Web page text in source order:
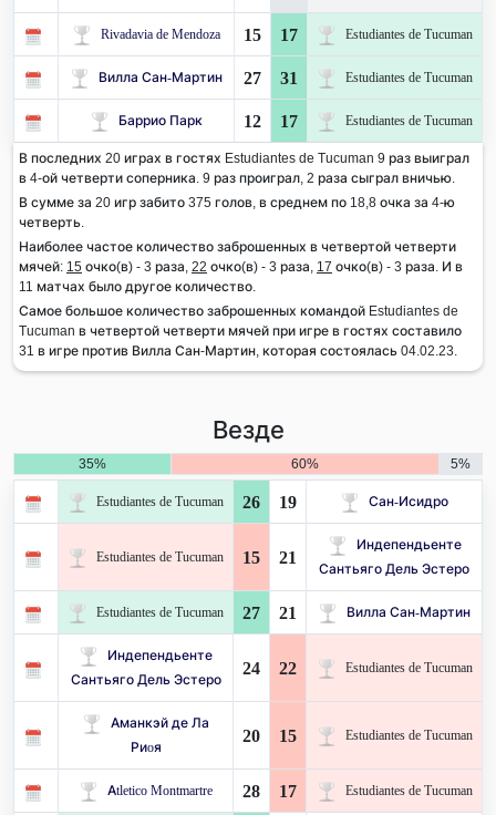
Rivadavia de Mendoza 15 17 Estudiantes de Tucuman
Вилла Сан-Мартин 27 31 Estudiantes de Tucuman
Баррио Парк 12 17 Estudiantes de Tucuman
В последних 20 играх в гостях Estudiantes de Tucuman 9 раз выиграл
в 4-ой четверти соперника. 9 раз проиграл, 2 раза сыграл вничью.
В сумме за 20 игр забито 375 голов, в среднем по 18,8 очка за 4-ю
четверть.
Наиболее частое количество заброшенных в четвертой четверти
мячей: 15 очко(в) - 3 раза, 22 очко(в) - 3 раза, 17 очко(в) - 3 раза. И в
11 матчах было другое количество.
Самое большое количество заброшенных командой Estudiantes de
Tucuman в четвертой четверти мячей при игре в гостях составило
31 в игре против Вилла Сан-Мартин, которая состоялась 04.02.23.
Везде
35% 60% 5%
Estudiantes de Tucuman 26 19 Сан-Исидро
Estudiantes de Tucuman 15 21
Индепендьенте
Сантьяго Дель Эстеро
Estudiantes de Tucuman 27 21 Вилла Сан-Мартин
Индепендьенте
Сантьяго Дель Эстеро
24 22 Estudiantes de Tucuman
Аманкэй де Ла
Риoя
20 15 Estudiantes de Tucuman
Atletico Montmartre 28 17 Estudiantes de Tucuman